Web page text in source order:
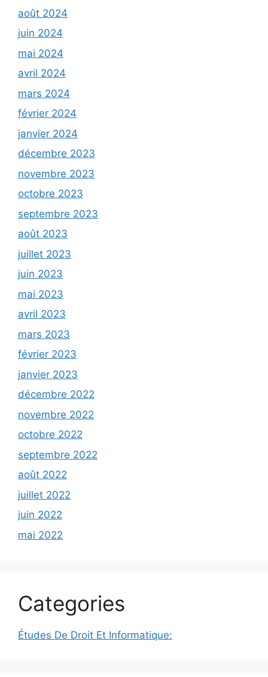
août 2024
juin 2024
mai 2024
avril 2024
mars 2024
février 2024
janvier 2024
décembre 2023
novembre 2023
octobre 2023
septembre 2023
août 2023
juillet 2023
juin 2023
mai 2023
avril 2023
mars 2023
février 2023
janvier 2023
décembre 2022
novembre 2022
octobre 2022
septembre 2022
août 2022
juillet 2022
juin 2022
mai 2022
Categories
Études De Droit Et Informatique: